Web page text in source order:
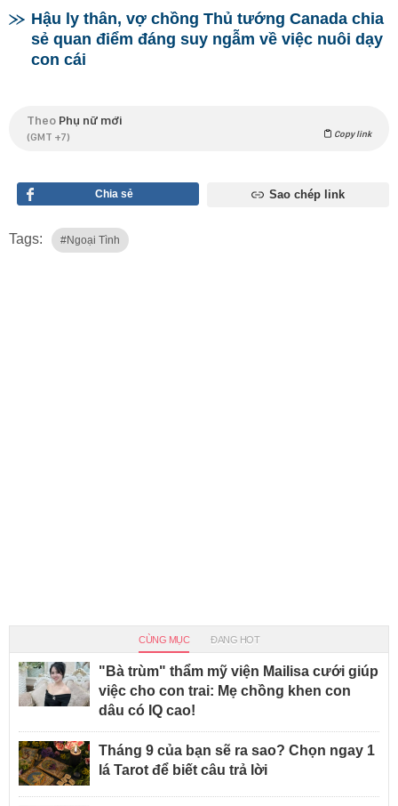
Hậu ly thân, vợ chồng Thủ tướng Canada chia
sẻ quan điểm đáng suy ngẫm về việc nuôi dạy
con cái
Theo Phụ nữ mới
(GMT +7) Copy link
Chia sẻ Sao chép link
Tags: #ngoại Tình
CÙNG MỤC ĐANG HOT
"Bà trùm" thẩm mỹ viện Mailisa cưới giúp
việc cho con trai: Mẹ chồng khen con
dâu có IQ cao!
Tháng 9 của bạn sẽ ra sao? Chọn ngay 1
lá Tarot để biết câu trả lời